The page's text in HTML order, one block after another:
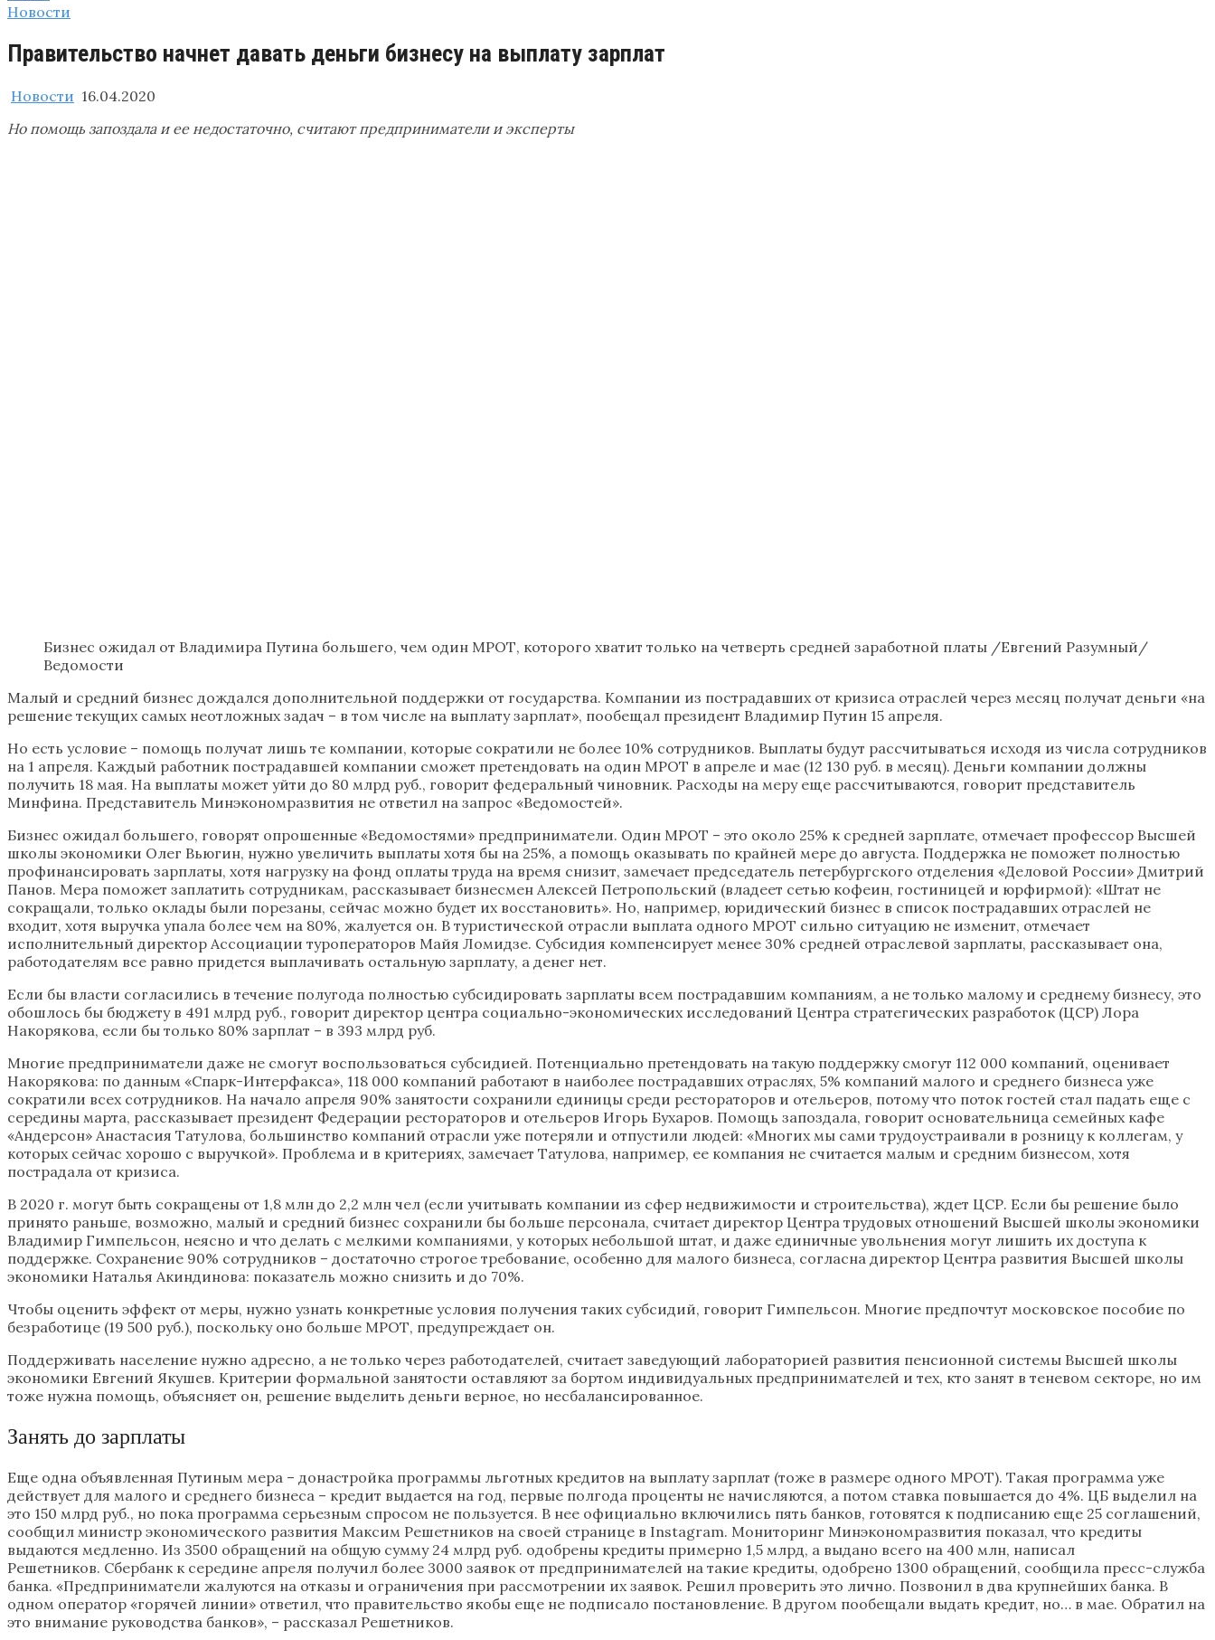
Новости
Правительство начнет давать деньги бизнесу на выплату зарплат
Новости 16.04.2020
Но помощь запоздала и ее недостаточно, считают предприниматели и эксперты
Бизнес ожидал от Владимира Путина большего, чем один МРОТ, которого хватит только на четверть средней заработной платы /Евгений Разумный/
Ведомости
Малый и средний бизнес дождался дополнительной поддержки от государства. Компании из пострадавших от кризиса отраслей через месяц получат деньги «на
решение текущих самых неотложных задач – в том числе на выплату зарплат», пообещал президент Владимир Путин 15 апреля.
Но есть условие – помощь получат лишь те компании, которые сократили не более 10% сотрудников. Выплаты будут рассчитываться исходя из числа сотрудников
на 1 апреля. Каждый работник пострадавшей компании сможет претендовать на один МРОТ в апреле и мае (12 130 руб. в месяц). Деньги компании должны
получить 18 мая. На выплаты может уйти до 80 млрд руб., говорит федеральный чиновник. Расходы на меру еще рассчитываются, говорит представитель
Минфина. Представитель Минэкономразвития не ответил на запрос «Ведомостей».
Бизнес ожидал большего, говорят опрошенные «Ведомостями» предприниматели. Один МРОТ – это около 25% к средней зарплате, отмечает профессор Высшей
школы экономики Олег Вьюгин, нужно увеличить выплаты хотя бы на 25%, а помощь оказывать по крайней мере до августа. Поддержка не поможет полностью
профинансировать зарплаты, хотя нагрузку на фонд оплаты труда на время снизит, замечает председатель петербургского отделения «Деловой России» Дмитрий
Панов. Мера поможет заплатить сотрудникам, рассказывает бизнесмен Алексей Петропольский (владеет сетью кофеин, гостиницей и юрфирмой): «Штат не
сокращали, только оклады были порезаны, сейчас можно будет их восстановить». Но, например, юридический бизнес в список пострадавших отраслей не
входит, хотя выручка упала более чем на 80%, жалуется он. В туристической отрасли выплата одного МРОТ сильно ситуацию не изменит, отмечает
исполнительный директор Ассоциации туроператоров Майя Ломидзе. Субсидия компенсирует менее 30% средней отраслевой зарплаты, рассказывает она,
работодателям все равно придется выплачивать остальную зарплату, а денег нет.
Если бы власти согласились в течение полугода полностью субсидировать зарплаты всем пострадавшим компаниям, а не только малому и среднему бизнесу, это
обошлось бы бюджету в 491 млрд руб., говорит директор центра социально-экономических исследований Центра стратегических разработок (ЦСР) Лора
Накорякова, если бы только 80% зарплат – в 393 млрд руб.
Многие предприниматели даже не смогут воспользоваться субсидией. Потенциально претендовать на такую поддержку смогут 112 000 компаний, оценивает
Накорякова: по данным «Спарк-Интерфакса», 118 000 компаний работают в наиболее пострадавших отраслях, 5% компаний малого и среднего бизнеса уже
сократили всех сотрудников. На начало апреля 90% занятости сохранили единицы среди рестораторов и отельеров, потому что поток гостей стал падать еще с
середины марта, рассказывает президент Федерации рестораторов и отельеров Игорь Бухаров. Помощь запоздала, говорит основательница семейных кафе
«Андерсон» Анастасия Татулова, большинство компаний отрасли уже потеряли и отпустили людей: «Многих мы сами трудоустраивали в розницу к коллегам, у
которых сейчас хорошо с выручкой». Проблема и в критериях, замечает Татулова, например, ее компания не считается малым и средним бизнесом, хотя
пострадала от кризиса.
В 2020 г. могут быть сокращены от 1,8 млн до 2,2 млн чел (если учитывать компании из сфер недвижимости и строительства), ждет ЦСР. Если бы решение было
принято раньше, возможно, малый и средний бизнес сохранили бы больше персонала, считает директор Центра трудовых отношений Высшей школы экономики
Владимир Гимпельсон, неясно и что делать с мелкими компаниями, у которых небольшой штат, и даже единичные увольнения могут лишить их доступа к
поддержке. Сохранение 90% сотрудников – достаточно строгое требование, особенно для малого бизнеса, согласна директор Центра развития Высшей школы
экономики Наталья Акиндинова: показатель можно снизить и до 70%.
Чтобы оценить эффект от меры, нужно узнать конкретные условия получения таких субсидий, говорит Гимпельсон. Многие предпочтут московское пособие по
безработице (19 500 руб.), поскольку оно больше МРОТ, предупреждает он.
Поддерживать население нужно адресно, а не только через работодателей, считает заведующий лабораторией развития пенсионной системы Высшей школы
экономики Евгений Якушев. Критерии формальной занятости оставляют за бортом индивидуальных предпринимателей и тех, кто занят в теневом секторе, но им
тоже нужна помощь, объясняет он, решение выделить деньги верное, но несбалансированное.
Занять до зарплаты
Еще одна объявленная Путиным мера – донастройка программы льготных кредитов на выплату зарплат (тоже в размере одного МРОТ). Такая программа уже
действует для малого и среднего бизнеса – кредит выдается на год, первые полгода проценты не начисляются, а потом ставка повышается до 4%. ЦБ выделил на
это 150 млрд руб., но пока программа серьезным спросом не пользуется. В нее официально включились пять банков, готовятся к подписанию еще 25 соглашений,
сообщил министр экономического развития Максим Решетников на своей странице в Instagram. Мониторинг Минэкономразвития показал, что кредиты
выдаются медленно. Из 3500 обращений на общую сумму 24 млрд руб. одобрены кредиты примерно 1,5 млрд, а выдано всего на 400 млн, написал
Решетников. Сбербанк к середине апреля получил более 3000 заявок от предпринимателей на такие кредиты, одобрено 1300 обращений, сообщила пресс-служба
банка. «Предприниматели жалуются на отказы и ограничения при рассмотрении их заявок. Решил проверить это лично. Позвонил в два крупнейших банка. В
одном оператор «горячей линии» ответил, что правительство якобы еще не подписало постановление. В другом пообещали выдать кредит, но… в мае. Обратил на
это внимание руководства банков», – рассказал Решетников.